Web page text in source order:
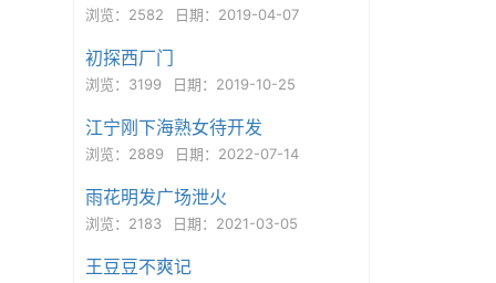
浏览：2582 日期：2019-04-07
初探西厂门
浏览：3199 日期：2019-10-25
江宁刚下海熟女待开发
浏览：2889 日期：2022-07-14
雨花明发广场泄火
浏览：2183 日期：2021-03-05
王豆豆不爽记